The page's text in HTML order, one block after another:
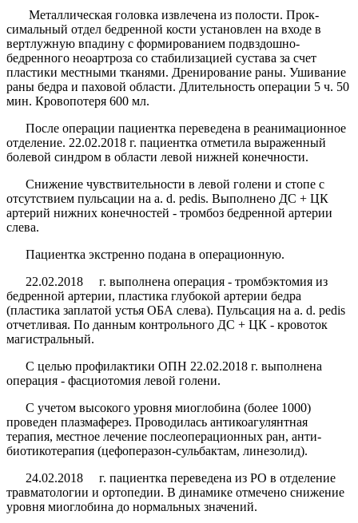
Металлическая головка извлечена из полости. Прок­
симальный отдел бедренной кости установлен на входе в
вертлужную впадину с формированием подвздошно­
бедренного неоартроза со стабилизацией сустава за счет
пластики местными тканями. Дренирование раны. Уши­вание
раны бедра и паховой области. Длительность опе­рации 5 ч. 50
мин. Кровопотеря 600 мл.
После операции пациентка переведена в реанима­ционное
отделение. 22.02.2018 г. пациентка отметила выраженный
болевой синдром в области левой ниж­ней конечности.
Снижение чувствительности в левой голени и стопе с
отсутствием пульсации на a. d. pedis. Выполнено ДС + ЦК
артерий нижних конечностей - тромбоз бедренной артерии
слева.
Пациентка экстрен­но подана в операционную.
22.02.2018 г. выполнена операция - тромбэктомия из
бедренной артерии, пластика глубокой артерии бе­дра
(пластика заплатой устья ОБА слева). Пульсация на a. d. pedis
отчетливая. По данным контрольного ДС + ЦК - кровоток
магистральный.
С целью профилактики ОПН 22.02.2018 г. выпол­нена
операция - фасциотомия левой голени.
С учетом высокого уровня миоглобина (более 1000)
проведен плазмаферез. Проводилась антикоагулянтная
терапия, местное лечение послеоперационных ран, анти­
биотикотерапия (цефоперазон-сульбактам, линезолид).
24.02.2018 г. пациентка переведена из РО в отделе­ние
травматологии и ортопедии. В динамике отмечено снижение
уровня миоглобина до нормальных значе­ний.